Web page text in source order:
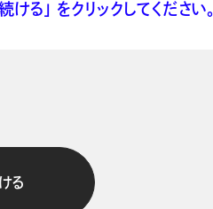
る」 をクリックしてください。
る